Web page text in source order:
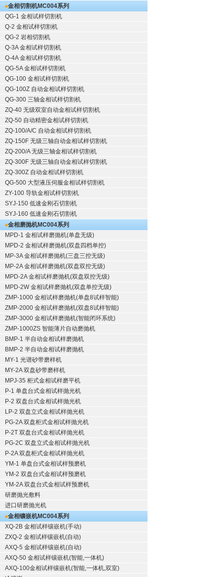
金相切割机MC004系列
QG-1 金相试样切割机
Q-2 金相试样切割机
QG-2 岩相切割机
Q-3A 金相试样切割机
Q-4A 金相试样切割机
QG-5A 金相试样切割机
QG-100 金相试样切割机
QG-100Z 自动金相试样切割机
QG-300 三轴金相试样切割机
ZQ-40 无级双室自动金相试样切割机
ZQ-50 自动精密金相试样切割机
ZQ-100/A/C 自动金相试样切割机
ZQ-150F 无级三轴自动金相试样切割机
ZQ-200/A 无级三轴金相试样切割机
ZQ-300F 无级三轴自动金相试样切割机
ZQ-300Z 自动金相试样切割机
QG-500 大型液压伺服金相试样切割机
ZY-100 导轨金相试样切割机
SYJ-150 低速金刚石切割机
SYJ-160 低速金刚石切割机
金相磨抛机MC004系列
MPD-1 金相试样磨抛机(单盘无级)
MPD-2 金相试样磨抛机(双盘四档单控)
MP-3A 金相试样磨抛机(三盘三控无级)
MP-2A 金相试样磨抛机(双盘双控无级)
MPD-2A 金相试样磨抛机(双盘双控无级)
MPD-2W 金相试样磨抛机(双盘单控无级)
ZMP-1000 金相试样磨抛机(单盘8试样智能)
ZMP-2000 金相试样磨抛机(双盘8试样智能)
ZMP-3000 金相试样磨抛机(智能闭环系统)
ZMP-1000ZS 智能薄片自动磨抛机
BMP-1 半自动金相试样磨抛机
BMP-2 半自动金相试样磨抛机
MY-1 光谱砂带磨样机
MY-2A 双盘砂带磨样机
MPJ-35 柜式金相试样磨平机
P-1 单盘台式金相试样抛光机
P-2 双盘台式金相试样抛光机
LP-2 双盘立式金相试样抛光机
PG-2A 双盘柜式金相试样抛光机
P-2T 双盘台式金相试样抛光机
PG-2C 双盘立式金相试样抛光机
P-2A 双盘柜式金相试样抛光机
YM-1 单盘台式金相试样预磨机
YM-2 双盘台式金相试样预磨机
YM-2A 双盘台式金相试样预磨机
研磨抛光敷料
进口研磨抛光机
金相镶嵌机MC004系列
XQ-2B 金相试样镶嵌机(手动)
ZXQ-2 金相试样镶嵌机(自动)
AXQ-5 金相试样镶嵌机(自动)
AXQ-50 金相试样镶嵌机(智能,一体机)
AXQ-100金相试样镶嵌机(智能,一体机,双室)